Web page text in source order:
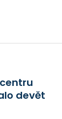
devět